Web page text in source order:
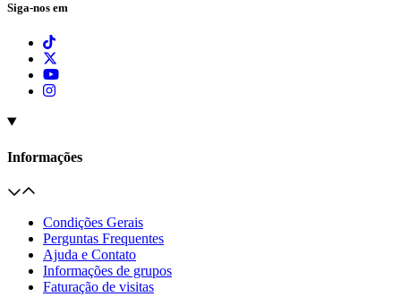
Siga-nos em
Informações
Condições Gerais
Perguntas Frequentes
Ajuda e Contato
Informações de grupos
Faturação de visitas